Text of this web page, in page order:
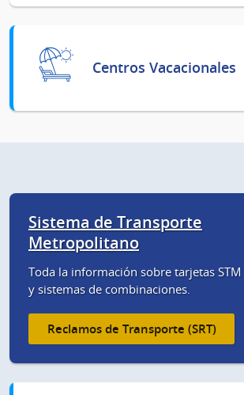
Centros Vacacionales
Sistema de Transporte
Metropolitano
Toda la información sobre tarjetas STM
y sistemas de combinaciones.
Reclamos de Transporte (SRT)